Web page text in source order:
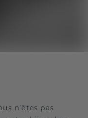
n’êtes pas